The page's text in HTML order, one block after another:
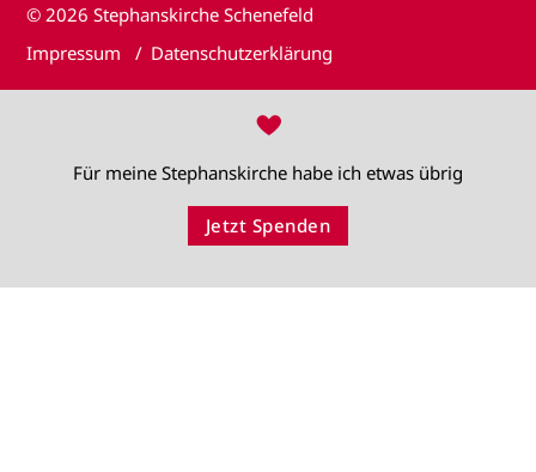
© 2026 Stephanskirche Schenefeld
Impressum
Datenschutzerklärung
♥
Für meine Stephanskirche habe ich etwas übrig
Jetzt Spenden